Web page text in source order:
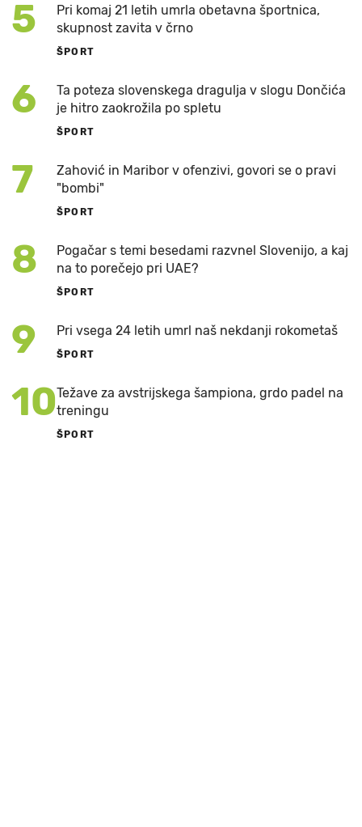
5
Pri komaj 21 letih umrla obetavna športnica,
skupnost zavita v črno
ŠPORT
6
Ta poteza slovenskega dragulja v slogu Dončića
je hitro zaokrožila po spletu
ŠPORT
7
Zahović in Maribor v ofenzivi, govori se o pravi
"bombi"
ŠPORT
8
Pogačar s temi besedami razvnel Slovenijo, a kaj
na to porečejo pri UAE?
ŠPORT
9 Pri vsega 24 letih umrl naš nekdanji rokometaš
ŠPORT
10Težave za avstrijskega šampiona, grdo padel na
treningu
ŠPORT